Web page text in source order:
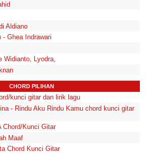
Aldiano
- Ghea Indrawari
Widianto, Lyodra,
CHORD PILIHAN
kunci gitar dan lirik lagu
- Rindu Aku Rindu Kamu chord kunci gitar
Chord/Kunci Gitar
Maaf
Chord Kunci Gitar